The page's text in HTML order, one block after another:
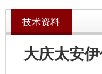
技术资料
大庆太安